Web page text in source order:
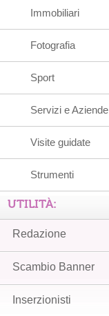
Immobiliari
Fotografia
Sport
Servizi e Aziende
Visite guidate
Strumenti
UTILITÀ:
Redazione
Scambio Banner
Inserzionisti